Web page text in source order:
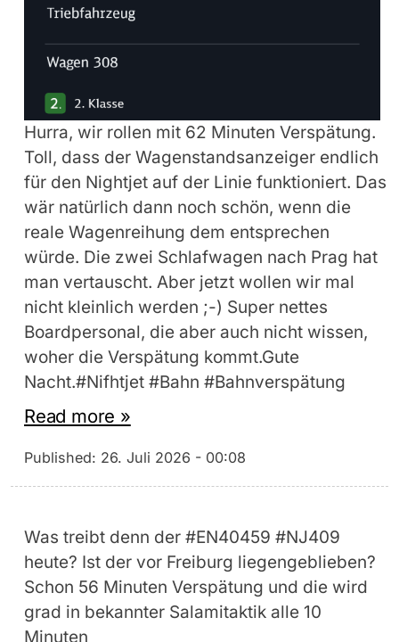
Hurra, wir rollen mit 62 Minuten Verspätung.
Toll, dass der Wagenstandsanzeiger endlich
für den Nightjet auf der Linie funktioniert. Das
wär natürlich dann noch schön, wenn die
reale Wagenreihung dem entsprechen
würde. Die zwei Schlafwagen nach Prag hat
man vertauscht. Aber jetzt wollen wir mal
nicht kleinlich werden ;-) Super nettes
Boardpersonal, die aber auch nicht wissen,
woher die Verspätung kommt.Gute
Nacht.#Nifhtjet #Bahn #Bahnverspätung
Read more »
Published: 26. Juli 2026 - 00:08
Was treibt denn der #EN40459 #NJ409
heute? Ist der vor Freiburg liegengeblieben?
Schon 56 Minuten Verspätung und die wird
grad in bekannter Salamitaktik alle 10
Minuten